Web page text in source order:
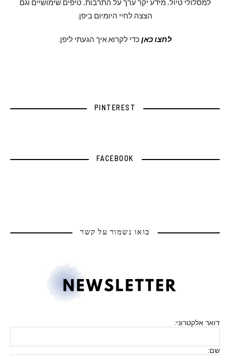
למסלולי טיול, מידע יקר ערך על התרבות, טיפים שימושיים וגם
הצצה לחיי היומיום ביפן.
לחצו כאן כדי לקרוא איך הגעתי ליפן.
PINTEREST
FACEBOOK
בואו נשמור על קשר
דואר אלקטרוני:
שם: